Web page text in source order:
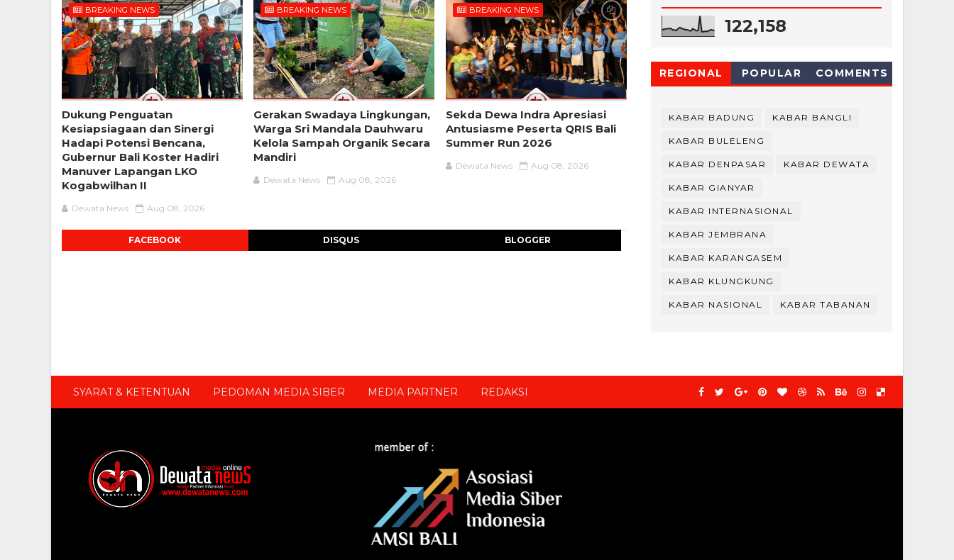
BREAKING NEWS
Dukung Penguatan
Kesiapsiagaan dan Sinergi
Hadapi Potensi Bencana,
Gubernur Bali Koster Hadiri
Manuver Lapangan LKO
Kogabwilhan II
Dewata News Aug 08, 2026
BREAKING NEWS
Gerakan Swadaya Lingkungan,
Warga Sri Mandala Dauhwaru
Kelola Sampah Organik Secara
Mandiri
Dewata News Aug 08, 2026
BREAKING NEWS
Sekda Dewa Indra Apresiasi
Antusiasme Peserta QRIS Bali
Summer Run 2026
Dewata News Aug 08, 2026
FACEBOOK DISQUS BLOGGER
122,158
REGIONAL POPULAR COMMENTS
KABAR BADUNG KABAR BANGLI
KABAR BULELENG
KABAR DENPASAR KABAR DEWATA
KABAR GIANYAR
KABAR INTERNASIONAL
KABAR JEMBRANA
KABAR KARANGASEM
KABAR KLUNGKUNG
KABAR NASIONAL KABAR TABANAN
SYARAT & KETENTUAN PEDOMAN MEDIA SIBER MEDIA PARTNER REDAKSI